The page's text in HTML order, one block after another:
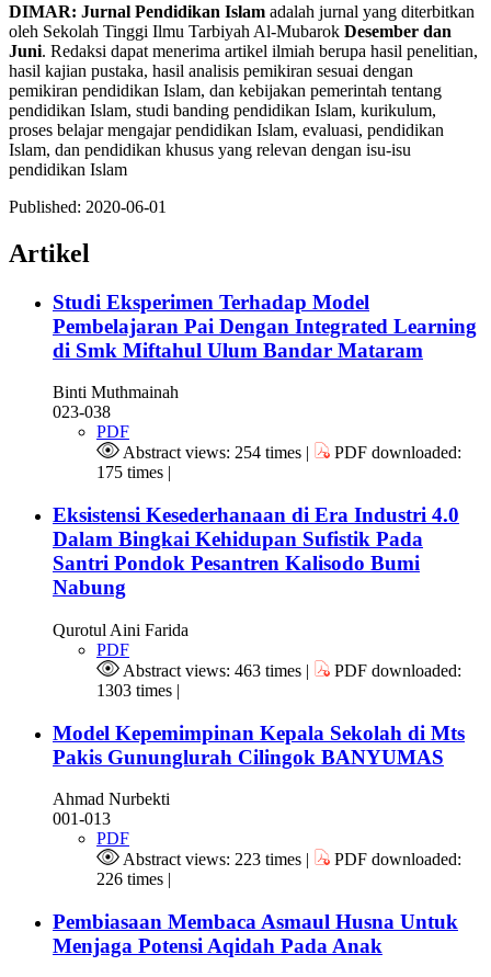
DIMAR: Jurnal Pendidikan Islam adalah jurnal yang diterbitkan
oleh Sekolah Tinggi Ilmu Tarbiyah Al-Mubarok Desember dan
Juni. Redaksi dapat menerima artikel ilmiah berupa hasil penelitian,
hasil kajian pustaka, hasil analisis pemikiran sesuai dengan
pemikiran pendidikan Islam, dan kebijakan pemerintah tentang
pendidikan Islam, studi banding pendidikan Islam, kurikulum,
proses belajar mengajar pendidikan Islam, evaluasi, pendidikan
Islam, dan pendidikan khusus yang relevan dengan isu-isu
pendidikan Islam
Published: 2020-06-01
Artikel
Studi Eksperimen Terhadap Model
Pembelajaran Pai Dengan Integrated Learning
di Smk Miftahul Ulum Bandar Mataram
Binti Muthmainah
023-038
PDF
Abstract views: 254 times |
PDF downloaded:
175 times |
Eksistensi Kesederhanaan di Era Industri 4.0
Dalam Bingkai Kehidupan Sufistik Pada
Santri Pondok Pesantren Kalisodo Bumi
Nabung
Qurotul Aini Farida
PDF
Abstract views: 463 times |
PDF downloaded:
1303 times |
Model Kepemimpinan Kepala Sekolah di Mts
Pakis Gununglurah Cilingok BANYUMAS
Ahmad Nurbekti
001-013
PDF
Abstract views: 223 times |
PDF downloaded:
226 times |
Pembiasaan Membaca Asmaul Husna Untuk
Menjaga Potensi Aqidah Pada Anak